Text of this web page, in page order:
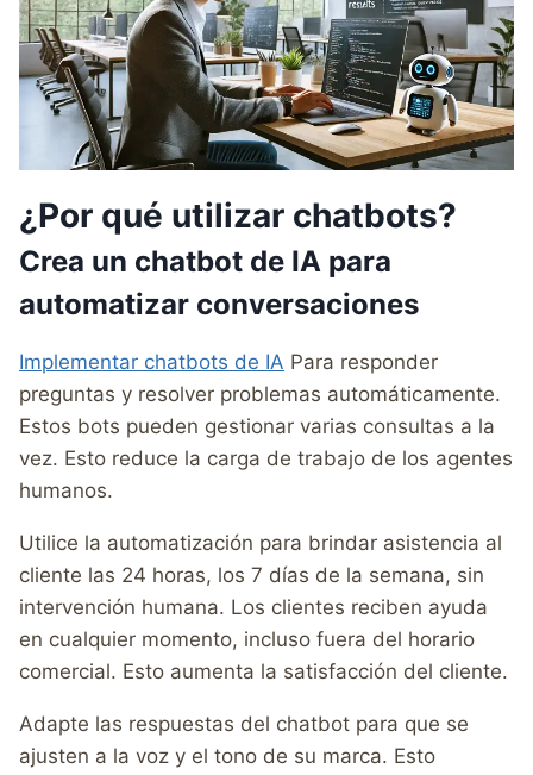
¿Por qué utilizar chatbots?
Crea un chatbot de IA para
automatizar conversaciones
Implementar chatbots de IA Para responder
preguntas y resolver problemas automáticamente.
Estos bots pueden gestionar varias consultas a la
vez. Esto reduce la carga de trabajo de los agentes
humanos.
Utilice la automatización para brindar asistencia al
cliente las 24 horas, los 7 días de la semana, sin
intervención humana. Los clientes reciben ayuda
en cualquier momento, incluso fuera del horario
comercial. Esto aumenta la satisfacción del cliente.
Adapte las respuestas del chatbot para que se
ajusten a la voz y el tono de su marca. Esto